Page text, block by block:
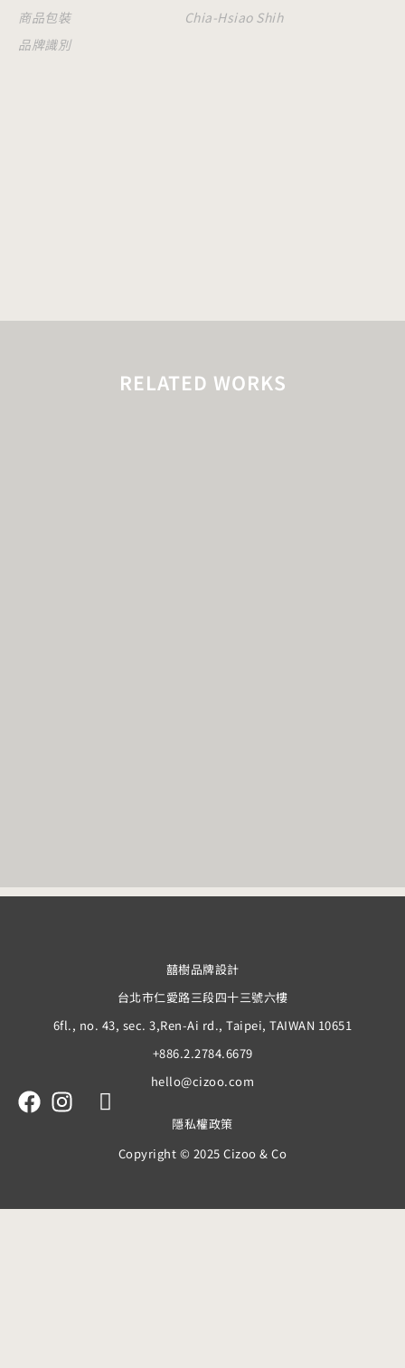
商品包裝
品牌識別
Chia-Hsiao Shih
RELATED WORKS
囍樹品牌設計
台北市仁愛路三段四十三號六樓
6fl., no. 43, sec. 3,Ren-Ai rd., Taipei, TAIWAN 10651
+886.2.2784.6679
hello@cizoo.com
隱私權政策
Copyright © 2025 Cizoo & Co